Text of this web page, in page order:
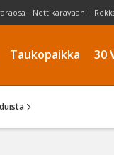
Nettikaravaani
Taukopaikka 30